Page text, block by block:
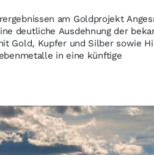
am Goldprojekt
deutliche Ausdehnung der
Gold, Kupfer und Silber sowie
in eine künftige